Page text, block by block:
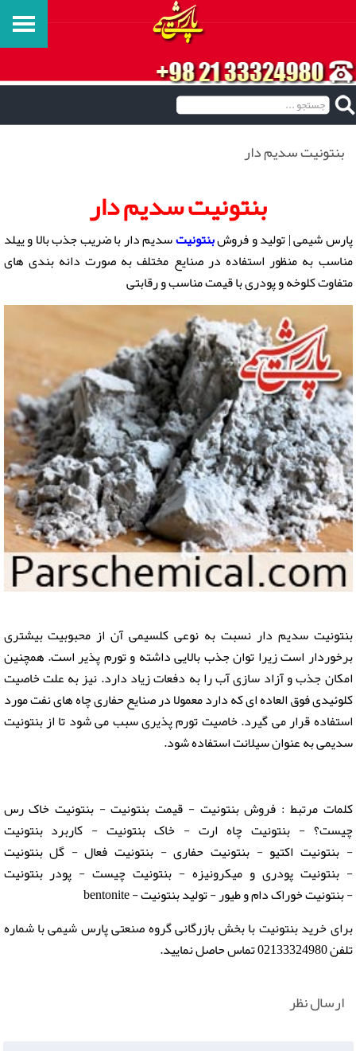
بنتونیت سدیم دار
بنتونیت سدیم دار
پارس شیمی | تولید و فروشبنتونیتسدیم دار با ضریب جذب بالا و ییلد
مناسب به منظور استفاده در صنایع مختلف به صورت دانه بندی های
متفاوت کلوخه و پودری با قیمت مناسب و رقابتی
بنتونیت سدیم دار نسبت به نوعی کلسیمی آن از محبوبیت بیشتری
برخوردار است زیرا توان جذب بالایی داشته و تورم پذیر است. همچنین
امکان جذب و آزاد سازی آب را به دفعات زیاد دارد. نیز به علت خاصیت
کلوئیدی فوق العاده ای که دارد معمولا در صنایع حفاری چاه های نفت مورد
استفاده قرار می گیرد. خاصیت تورم پذیری سبب می شود تا از بنتونیت
سدیمی به عنوان سیلانت استفاده شود.
کلمات مرتبط : فروش بنتونیت - قیمت بنتونیت - بنتونیت خاک رس
چیست؟ - بنتونیت چاه ارت - خاک بنتونیت - کاربرد بنتونیت
- بنتونیت اکتیو - بنتونیت حفاری - بنتونیت فعال - گل بنتونیت
- بنتونیت پودری و میکرونیزه - بنتونیت چیست - پودر بنتونیت
- بنتونیت خوراک دام و طیور - تولید بنتونیت - bentonite
برای خرید بنتونیت با بخش بازرگانی گروه صنعتی پارس شیمی با شماره
تلفن 02133324980 تماس حاصل نمایید.
ارسال نظر